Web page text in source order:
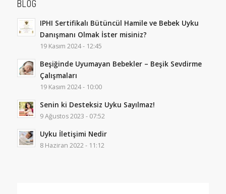
BLOG
IPHI Sertifikalı Bütüncül Hamile ve Bebek Uyku
Danışmanı Olmak İster misiniz?
19 Kasım 2024 - 12:45
Beşiğinde Uyumayan Bebekler – Beşik Sevdirme
Çalışmaları
19 Kasım 2024 - 10:00
Senin ki Desteksiz Uyku Sayılmaz!
9 Ağustos 2023 - 07:52
Uyku İletişimi Nedir
8 Haziran 2022 - 11:12